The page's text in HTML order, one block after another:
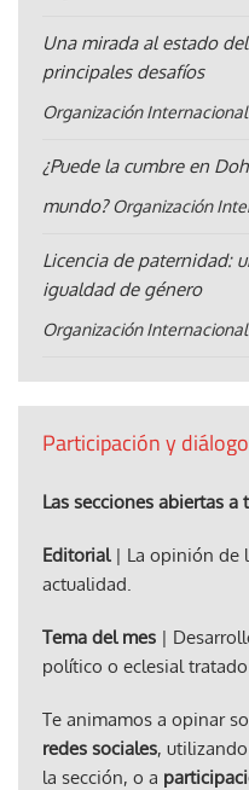
Una mirada al estado
principales desafíos
Organización
¿Puede la cumbre en
mundo? Organización
Licencia de paternidad:
igualdad de género
Organización
Participación y diálogo
Las secciones abiertas
Editorial| La opinión de
actualidad.
Tema del mes |
político o eclesial
Te animamos a opinar
redes sociales,
la sección, o a